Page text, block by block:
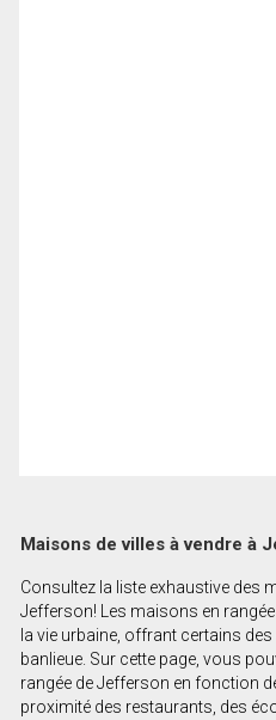
Maisons de villes à vendre à
Consultez la liste exhaustive des
Jefferson! Les maisons en
la vie urbaine, offrant certains
banlieue. Sur cette page, vous
rangée de Jefferson en fonction
proximité des restaurants, des